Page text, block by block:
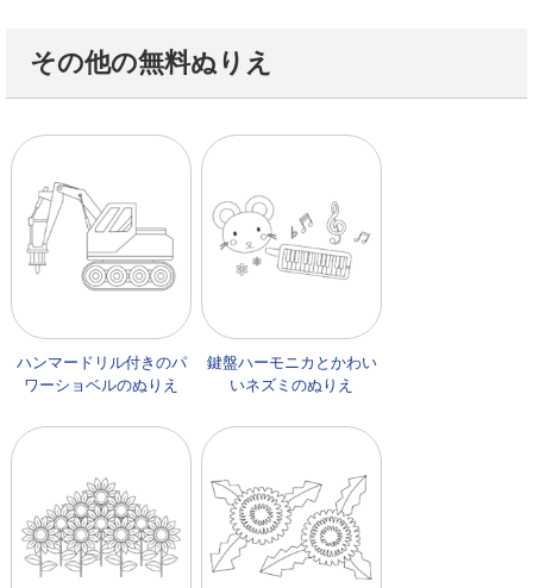
その他の無料ぬりえ
ハンマードリル付きのパ
ワーショベルのぬりえ
鍵盤ハーモニカとかわい
いネズミのぬりえ